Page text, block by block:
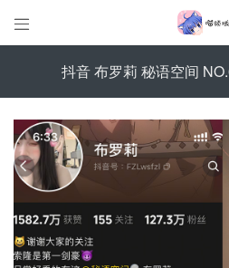

抖音 布罗莉 秘语空间